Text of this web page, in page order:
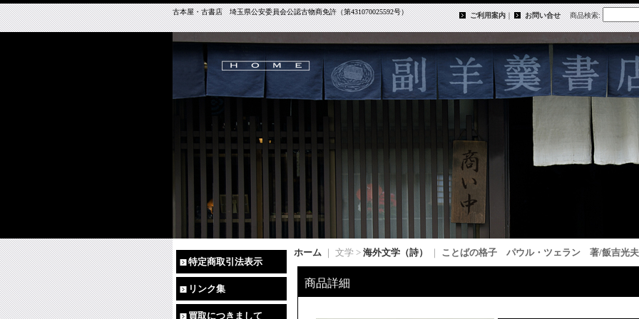
古本屋・古書店 埼玉県公安委員会公認古物商免許（第431070025592号） ご利用案内｜ お問い合せ 商品検索:
特定商取引法表示
リンク集
買取につきまして
ホーム ｜ 文学 > 海外文学（詩） ことばの格子 パウル・ツェラン 著/飯吉光
商品詳細